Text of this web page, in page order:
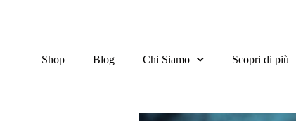
Shop Blog Chi Siamo Scopri di più